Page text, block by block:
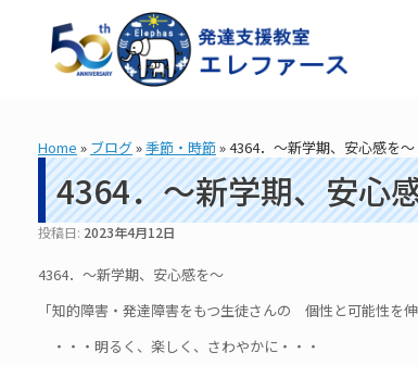
Home » ブログ»季節・時節»4364．～新学期、安心感を～
4364．～新学期、安心
投稿日: 2023年4月12日
4364．～新学期、安心感を～
「知的障害・発達障害をもつ生徒さんの 個性と可能性を
・・・明るく、楽しく、さわやかに・・・